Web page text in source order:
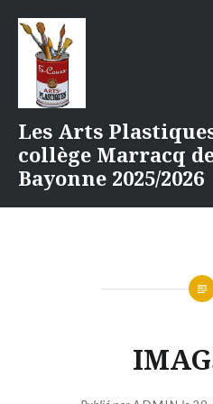
contenu
Les Arts
collège Marracq
Bayonne 2025/2026